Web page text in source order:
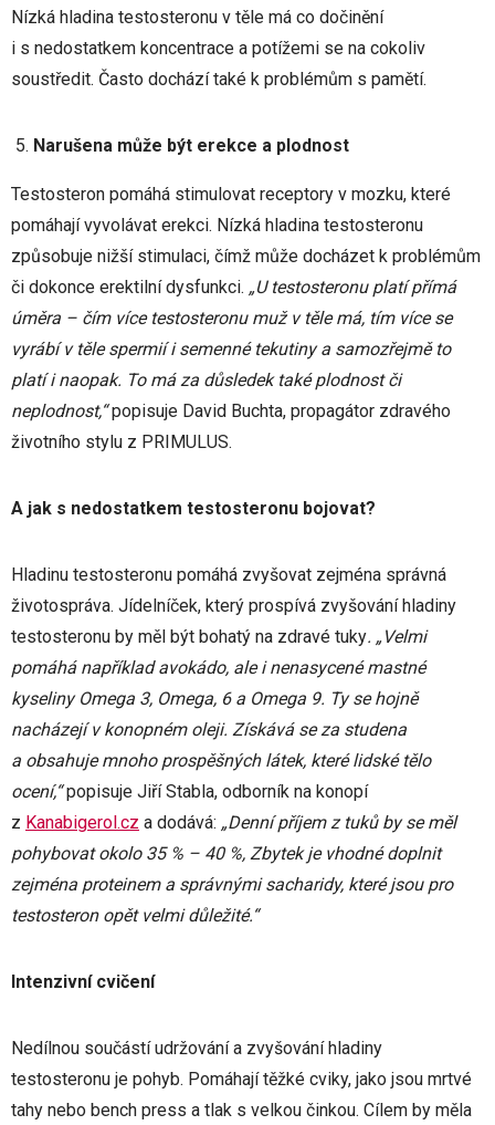
Nízká hladina testosteronu v těle má co dočinění
i s nedostatkem koncentrace a potížemi se na cokoliv
soustředit. Často dochází také k problémům s pamětí.
Narušena může být erekce a plodnost
Testosteron pomáhá stimulovat receptory v mozku, které
pomáhají vyvolávat erekci. Nízká hladina testosteronu
způsobuje nižší stimulaci, čímž může docházet k problémům
či dokonce erektilní dysfunkci. „U testosteronu platí přímá
úměra – čím více testosteronu muž v těle má, tím více se
vyrábí v těle spermií i semenné tekutiny a samozřejmě to
platí i naopak. To má za důsledek také plodnost či
neplodnost,“popisuje David Buchta, propagátor zdravého
životního stylu z PRIMULUS.
A jak s nedostatkem testosteronu bojovat?
Hladinu testosteronu pomáhá zvyšovat zejména správná
životospráva. Jídelníček, který prospívá zvyšování hladiny
testosteronu by měl být bohatý na zdravé tuky. „Velmi
pomáhá například avokádo, ale i nenasycené mastné
kyseliny Omega 3, Omega, 6 a Omega 9. Ty se hojně
nacházejí v konopném oleji. Získává se za studena
a obsahuje mnoho prospěšných látek, které lidské tělo
ocení,“popisuje Jiří Stabla, odborník na konopí
z Kanabigerol.cz a dodává: „Denní příjem z tuků by se měl
pohybovat okolo 35 % – 40 %, Zbytek je vhodné doplnit
zejména proteinem a správnými sacharidy, které jsou pro
testosteron opět velmi důležité.“
Intenzivní cvičení
Nedílnou součástí udržování a zvyšování hladiny
testosteronu je pohyb. Pomáhají těžké cviky, jako jsou mrtvé
tahy nebo bench press a tlak s velkou činkou. Cílem by měla